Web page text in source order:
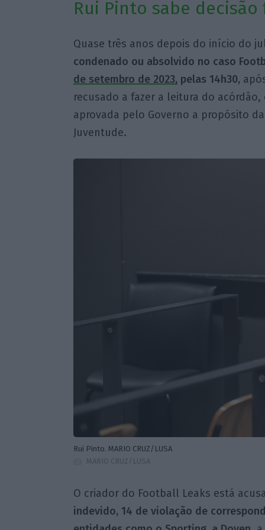
Rui Pinto sabe decisão
Quase três anos depois do início do
condenado ou absolvido no caso
de setembro de 2023, pelas 14h30,
recusado a fazer a leitura do
aprovada pelo Governo a propósito
Juventude.
Rui Pinto. MARIO CRUZ/LUSA
MARIO CRUZ/LUSA
O criador do Football Leaks está
indevido, 14 de violação de